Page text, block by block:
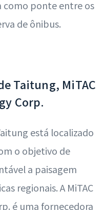
como ponte entre os
de ônibus.
Taitung, MiTAC
Corp.
está localizado
o objetivo de
a paisagem
regionais. A MiTAC
é uma fornecedora